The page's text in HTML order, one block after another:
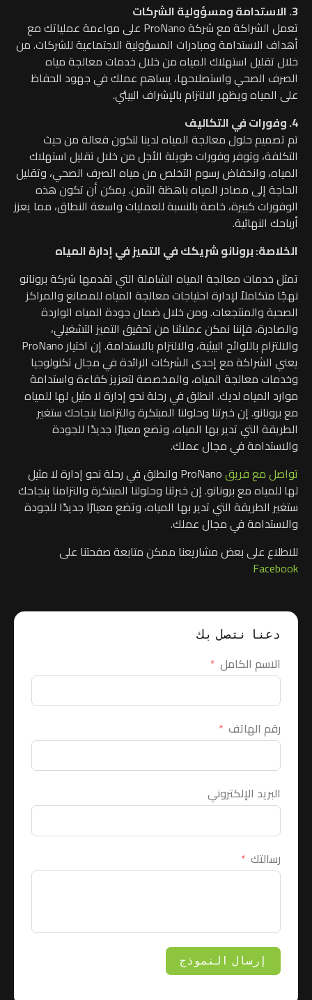
3. الاستدامة ومسؤولية الشركات
تعمل الشراكة مع شركة ProNano على مواءمة عملياتك مع
أهداف الاستدامة ومبادرات المسؤولية الاجتماعية للشركات. من
خلال تقليل استهلاك المياه من خلال خدمات معالجة مياه
الصرف الصحي واستصلاحها، يساهم عملك في جهود الحفاظ
على المياه ويظهر الالتزام بالإشراف البيئي.
4. وفورات في التكاليف
تم تصميم حلول معالجة المياه لدينا لتكون فعالة من حيث
التكلفة، وتوفر وفورات طويلة الأجل من خلال تقليل استهلاك
المياه، وانخفاض رسوم التخلص من مياه الصرف الصحي، وتقليل
الحاجة إلى مصادر المياه باهظة الثمن. يمكن أن تكون هذه
الوفورات كبيرة، خاصة بالنسبة للعمليات واسعة النطاق، مما يعزز
أرباحك النهائية.
الخلاصة: برونانو شريكك في التميز في إدارة المياه
تمثل خدمات معالجة المياه الشاملة التي تقدمها شركة برونانو
نهجًا متكاملاً لإدارة احتياجات معالجة المياه للمصانع والمراكز
الصحية والمنتجعات.ومن خلال ضمان جودة المياه الواردة
والصادرة، فإننا نمكن عملائنا من تحقيق التميز التشغيلي،
والالتزام باللوائح البيئية، والالتزام بالاستدامة.
إن اختيار ProNano
يعني الشراكة مع إحدى الشركات الرائدة في مجال تكنولوجيا
وخدمات معالجة المياه، والمخصصة لتعزيز كفاءة واستدامة
موارد المياه لديك. انطلق في رحلة نحو إدارة لا مثيل لها للمياه
مع برونانو.إن خبرتنا وحلولنا المبتكرة والتزامنا بنجاحك ستغير
الطريقة التي تدير بها المياه، وتضع معيارًا جديدًا للجودة
والاستدامة في مجال عملك.
تواصل مع فريق
انطلق في رحلة نحو إدارة لا مثيل
لها للمياه مع برونانو.إن خبرتنا وحلولنا المبتكرة والتزامنا بنجاحك
ستغير الطريقة التي تدير بها المياه، وتضع معيارًا جديدًا للجودة
والاستدامة في مجال عملك.
للاطلاع على بعض مشاريعنا ممكن متابعة صفحتنا على
Facebook
دعنا نتصل بك
الاسم الكامل
رقم الهاتف
البريد الإلكتروني
رسالتك
إرسال النموذج